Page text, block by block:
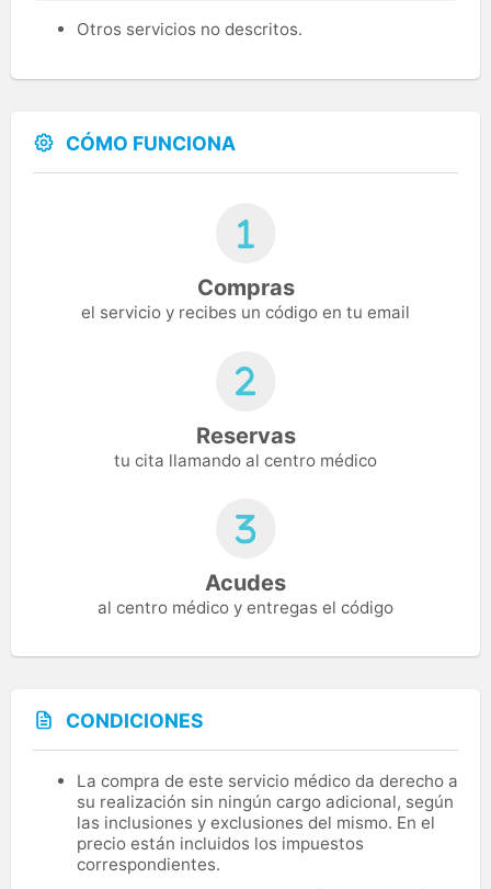
Otros servicios no descritos.
CÓMO FUNCIONA
Compras
el servicio y recibes un código en tu email
Reservas
tu cita llamando al centro médico
Acudes
al centro médico y entregas el código
CONDICIONES
La compra de este servicio médico da derecho a
su realización sin ningún cargo adicional, según
las inclusiones y exclusiones del mismo. En el
precio están incluidos los impuestos
correspondientes.